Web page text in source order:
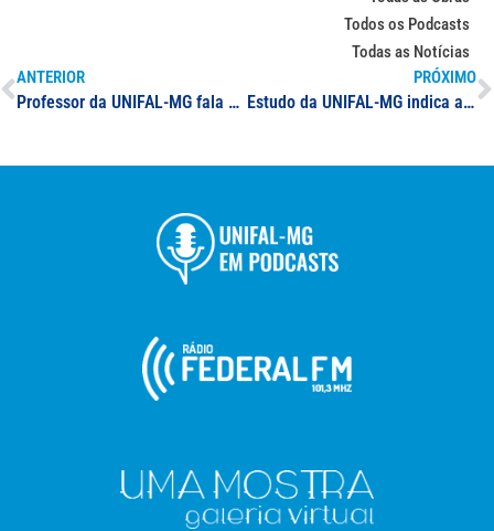
Todos os Podcasts
Todas as Notícias
ANTERIOR
Professor da UNIFAL-MG fala sobre atualização dos dados da Covid-19 no sul de Minas
PRÓXIMO
Estudo da UNIFAL-MG indica aumento de taxa de incidência diária da Covid-19 em todas as regiões de Minas